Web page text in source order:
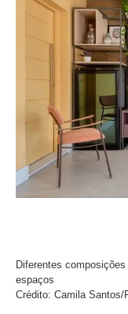
Diferentes
espaços
Crédito: Camila Santos/